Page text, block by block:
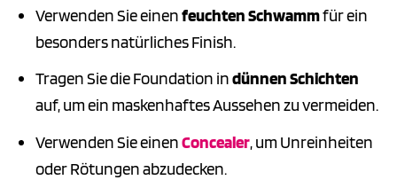
Verwenden Sie einenfeuchten Schwammfür ein
besonders natürliches Finish.
Tragen Sie die Foundation indünnen Schichten
auf, um ein maskenhaftes Aussehen zu vermeiden.
Verwenden Sie einenConcealer, um Unreinheiten
oder Rötungen abzudecken.